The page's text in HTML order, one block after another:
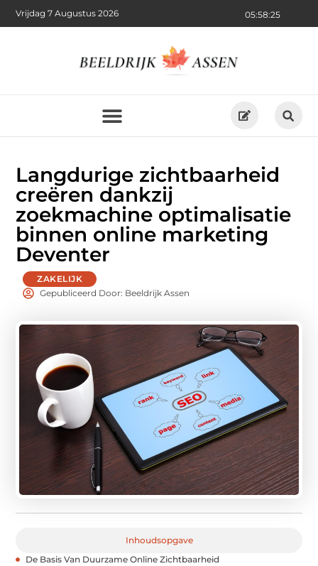
05:58:27
Vrijdag 7 Augustus 2026
Langdurige zichtbaarheid
creëren dankzij
zoekmachine optimalisatie
binnen online marketing
Deventer
ZAKELIJK
Gepubliceerd Door: Beeldrijk Assen
Inhoudsopgave
De Basis Van Duurzame Online Zichtbaarheid